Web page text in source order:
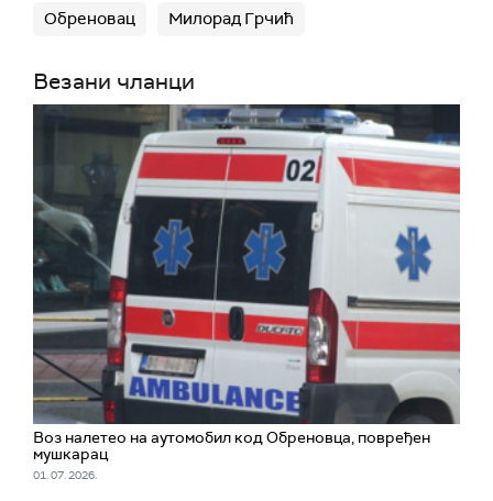
Обреновац Милорад Грчић
Везани чланци
Воз налетео на аутомобил код Обреновца, повређен
мушкарац
01. 07. 2026.